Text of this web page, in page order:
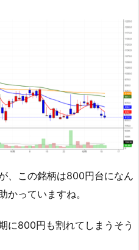
、この銘柄は800円台になん
かっていますね。
に800円も割れてしまうそう